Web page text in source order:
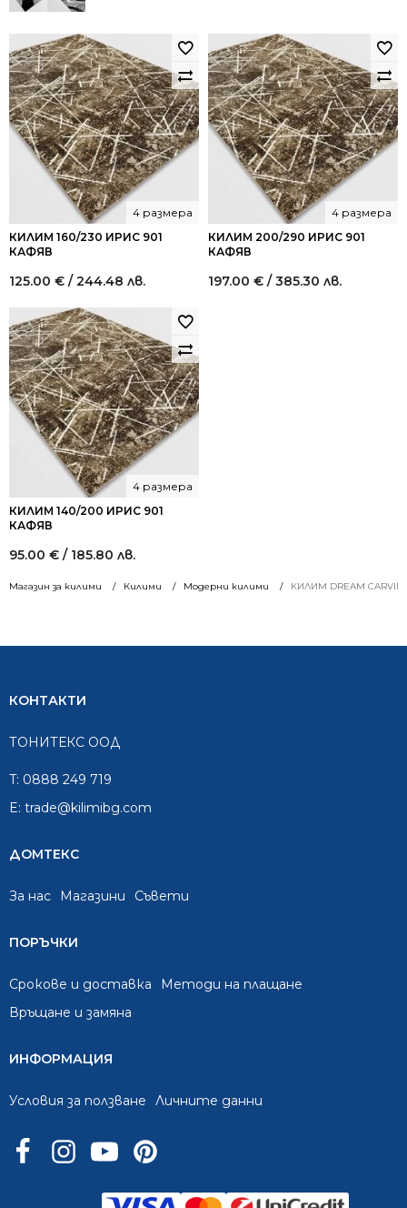
Магазин за килими Килими Модерни килими КИЛИМ DREAM
1,020.00
лв..
612.17
лв..
КИЛИМ 160/230 ИРИС 901
КАФЯВ
4 размера
125.00 € / 244.48 лв.
КИЛИМ 200/290 ИРИС 901
КАФЯВ
4 размера
197.00 € / 385.30 лв.
КИЛИМ 140/200 ИРИС 901
КАФЯВ
4 размера
95.00 € / 185.80 лв.
КОНТАКТИ
ТОНИТЕКС ООД
T: 0888 249 719
E: trade@kilimibg.com
ДОМТЕКС
За нас Mагазини Съвети
ПОРЪЧКИ
Срокове и доставка
Методи на плащане
Връщане и замяна
ИНФОРМАЦИЯ
Условия за ползване Личните данни